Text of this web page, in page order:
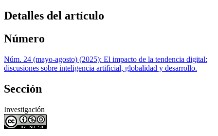
Detalles del artículo
Número
Núm. 24 (mayo-agosto) (2025): El impacto de la tendencia digital:
discusiones sobre inteligencia artificial, globalidad y desarrollo.
Sección
Investigación